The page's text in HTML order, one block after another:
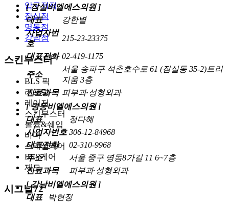
압구정점
잠실점
명동점
강남점
스킨부스터
BLS 픽
리프팅
레이저
스킨부스터
볼륨&쉐입
바디
스페셜케어
BLS케어
제모
시그널72
[ 잠실비엘에스의원 ]
대표
강한별
사업자번
호
215-23-23375
대표전화 02-419-1175
주소
서울 송파구 석촌호수로 61 (잠실동 35-2)트리
지움 3층
진료과목 피부과·성형외과
[ 명동비엘에스의원 ]
대표
정다혜
사업자번호 306-12-84968
대표전화
02-310-9968
주소
서울 중구 명동8가길 11 6~7층
진료과목
피부과·성형외과
[ 강남비엘에스의원 ]
대표
박현정